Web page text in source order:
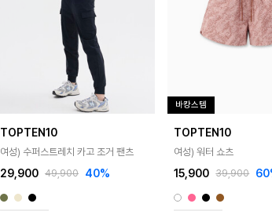
TOPTEN10
여성) 수퍼스트레치 카고 조거 팬츠
29,900 49,900 40%
바캉스템
TOPTEN10
여성) 워터 쇼츠
15,900 39,900